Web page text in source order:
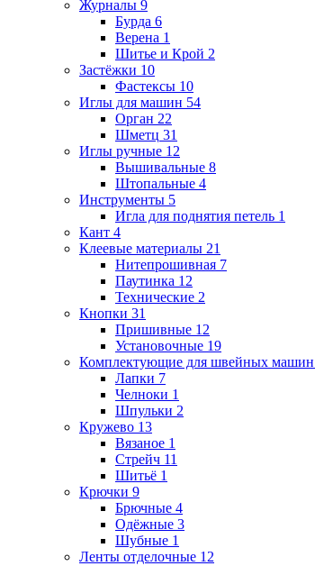
Журналы 9
Бурда 6
Верена 1
Шитье и Крой 2
Застёжки 10
Фастексы 10
Иглы для машин 54
Орган 22
Шметц 31
Иглы ручные 12
Вышивальные 8
Штопальные 4
Инструменты 5
Игла для поднятия петель 1
Кант 4
Клеевые материалы 21
Нитепрошивная 7
Паутинка 12
Технические 2
Кнопки 31
Пришивные 12
Установочные 19
Комплектующие для швейных машин
Лапки 7
Челноки 1
Шпульки 2
Кружево 13
Вязаное 1
Стрейч 11
Шитьё 1
Крючки 9
Брючные 4
Одёжные 3
Шубные 1
Ленты отделочные 12